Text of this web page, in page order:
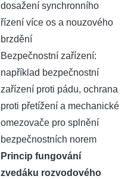
dosažení synchronního
řízení více os a nouzového
brzdění
Bezpečnostní zařízení:
například bezpečnostní
zařízení proti pádu, ochrana
proti přetížení a mechanické
omezovače pro splnění
bezpečnostních norem
Princip fungování
zvedáku rozvodového